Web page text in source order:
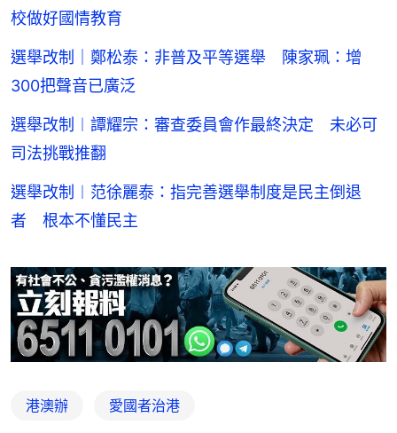
校做好國情教育
選舉改制｜鄭松泰：非普及平等選舉 陳家珮：增
300把聲音已廣泛
選舉改制︱譚耀宗：審查委員會作最終決定 未必可
司法挑戰推翻
選舉改制︱范徐麗泰：指完善選舉制度是民主倒退
者 根本不懂民主
港澳辦 愛國者治港